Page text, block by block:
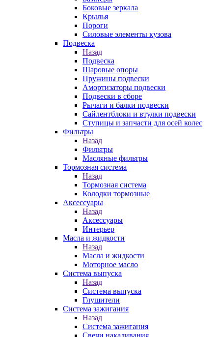
Боковые зеркала
Крылья
Пороги
Силовые элементы кузова
Подвеска
Назад
Подвеска
Шаровые опоры
Пружины подвески
Амортизаторы подвески
Подвески в сборе
Рычаги и балки подвески
Сайлентблоки и втулки подвески
Ступицы и запчасти для осей колес
Фильтры
Назад
Фильтры
Масляные фильтры
Тормозная система
Назад
Тормозная система
Колодки тормозные
Аксессуары
Назад
Аксессуары
Интерьер
Масла и жидкости
Назад
Масла и жидкости
Моторное масло
Система выпуска
Назад
Система выпуска
Глушители
Система зажигания
Назад
Система зажигания
Свечи накаливания